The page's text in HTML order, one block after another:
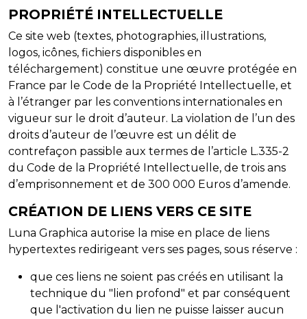
PROPRIÉTÉ INTELLECTUELLE
Ce site web (textes, photographies, illustrations,
logos, icônes, fichiers disponibles en
téléchargement) constitue une œuvre protégée en
France par le Code de la Propriété Intellectuelle, et
à l’étranger par les conventions internationales en
vigueur sur le droit d’auteur. La violation de l’un des
droits d’auteur de l’œuvre est un délit de
contrefaçon passible aux termes de l’article L.335-2
du Code de la Propriété Intellectuelle, de trois ans
d’emprisonnement et de 300 000 Euros d’amende.
CRÉATION DE LIENS VERS CE SITE
Luna Graphica autorise la mise en place de liens
hypertextes redirigeant vers ses pages, sous réserve :
que ces liens ne soient pas créés en utilisant la
technique du "lien profond" et par conséquent
que l'activation du lien ne puisse laisser aucun